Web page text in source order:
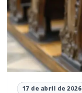
17 de abril de 2026